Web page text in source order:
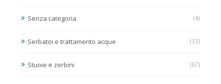
Senza categoria (4)
Serbatoi e trattamento acque (33)
Stuoie e zerbini (67)